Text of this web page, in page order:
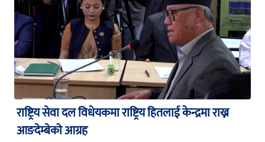
राष्ट्रिय सेवा दल विधेयकमा राष्ट्रिय हितलाई केन्द्रमा राख्न
आङदेम्बेको आग्रह